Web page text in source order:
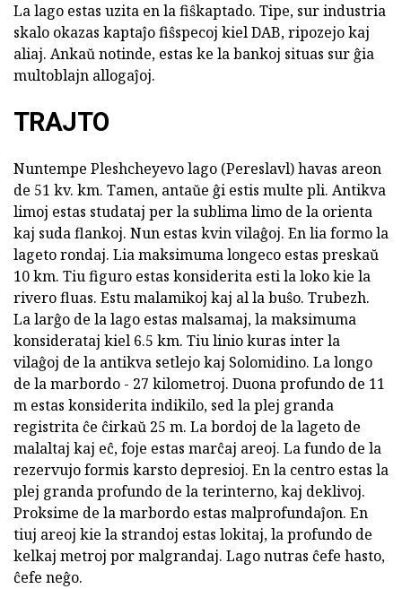
La lago estas uzita en la fiŝkaptado. Tipe, sur industria
skalo okazas kaptaĵo fiŝspecoj kiel DAB, ripozejo kaj
aliaj. Ankaŭ notinde, estas ke la bankoj situas sur ĝia
multoblajn allogaĵoj.
TRAJTO
Nuntempe Pleshcheyevo lago (Pereslavl) havas areon
de 51 kv. km. Tamen, antaŭe ĝi estis multe pli. Antikva
limoj estas studataj per la sublima limo de la orienta
kaj suda flankoj. Nun estas kvin vilaĝoj. En lia formo la
lageto rondaj. Lia maksimuma longeco estas preskaŭ
10 km. Tiu figuro estas konsiderita esti la loko kie la
rivero fluas. Estu malamikoj kaj al la buŝo. Trubezh.
La larĝo de la lago estas malsamaj, la maksimuma
konsiderataj kiel 6.5 km. Tiu linio kuras inter la
vilaĝoj de la antikva setlejo kaj Solomidino. La longo
de la marbordo - 27 kilometroj. Duona profundo de 11
m estas konsiderita indikilo, sed la plej granda
registrita ĉe ĉirkaŭ 25 m. La bordoj de la lageto de
malaltaj kaj eĉ, foje estas marĉaj areoj. La fundo de la
rezervujo formis karsto depresioj. En la centro estas la
plej granda profundo de la terinterno, kaj deklivoj.
Proksime de la marbordo estas malprofundaĵon. En
tiuj areoj kie la strandoj estas lokitaj, la profundo de
kelkaj metroj por malgrandaj. Lago nutras ĉefe hasto,
ĉefe neĝo.